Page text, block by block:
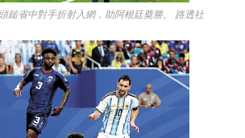
鎚省中對手折射入網，助阿根廷奠勝。 路透社